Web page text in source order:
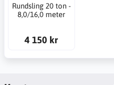
Rundsling 20 ton -
8,0/16,0 meter
4 150 kr